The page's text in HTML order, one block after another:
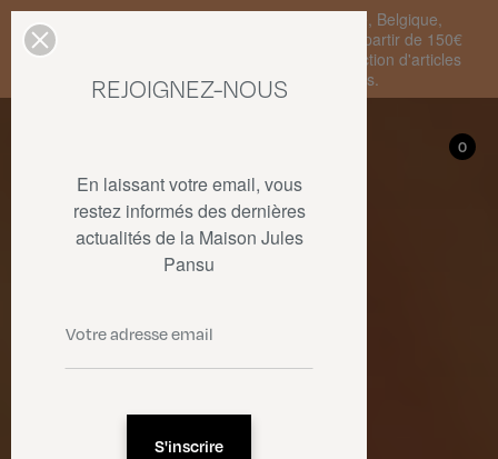
Livraison standard en France Métropolitaine, Belgique,
Luxembourg, Pays-Bas et Allemagne offerte à partir de 150€
d'achat • SOLDES : jusqu'à -50% sur une sélection d'articles
dans la limite des stocks disponibles.
0
Mon compte
0
En laissant votre email, vous
restez informés des dernières
actualités de la Maison Jules
Pansu
REJOIGNEZ-NOUS